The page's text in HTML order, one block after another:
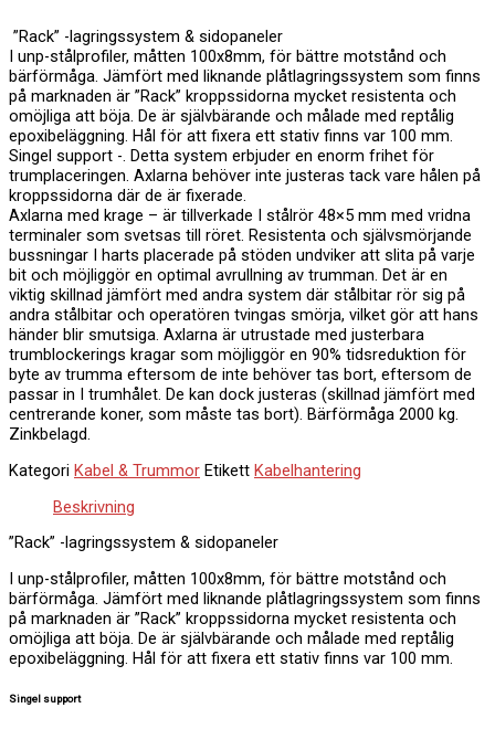
”Rack” -lagringssystem & sidopaneler
I unp-stålprofiler, måtten 100x8mm, för bättre motstånd och
bärförmåga. Jämfört med liknande plåtlagringssystem som finns
på marknaden är ”Rack” kroppssidorna mycket resistenta och
omöjliga att böja. De är självbärande och målade med reptålig
epoxibeläggning. Hål för att fixera ett stativ finns var 100 mm.
Singel support -. Detta system erbjuder en enorm frihet för
trumplaceringen. Axlarna behöver inte justeras tack vare hålen på
kroppssidorna där de är fixerade.
Axlarna med krage – är tillverkade I stålrör 48×5 mm med vridna
terminaler som svetsas till röret. Resistenta och självsmörjande
bussningar I harts placerade på stöden undviker att slita på varje
bit och möjliggör en optimal avrullning av trumman. Det är en
viktig skillnad jämfört med andra system där stålbitar rör sig på
andra stålbitar och operatören tvingas smörja, vilket gör att hans
händer blir smutsiga. Axlarna är utrustade med justerbara
trumblockerings kragar som möjliggör en 90% tidsreduktion för
byte av trumma eftersom de inte behöver tas bort, eftersom de
passar in I trumhålet. De kan dock justeras (skillnad jämfört med
centrerande koner, som måste tas bort). Bärförmåga 2000 kg.
Zinkbelagd.
Kategori Kabel & Trummor Etikett Kabelhantering
Beskrivning
”Rack” -lagringssystem & sidopaneler
I unp-stålprofiler, måtten 100x8mm, för bättre motstånd och
bärförmåga. Jämfört med liknande plåtlagringssystem som finns
på marknaden är ”Rack” kroppssidorna mycket resistenta och
omöjliga att böja. De är självbärande och målade med reptålig
epoxibeläggning. Hål för att fixera ett stativ finns var 100 mm.
Singel support